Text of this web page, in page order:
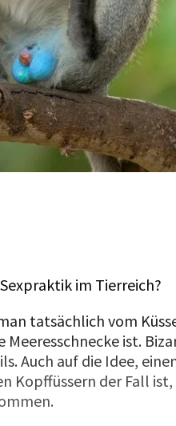
im Tierreich?
tatsächlich vom
ist.
Auch auf die Idee,
Kopffüssern der Fall